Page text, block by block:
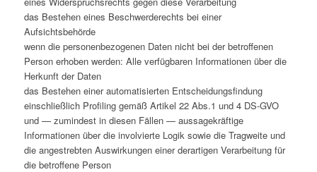
das Bestehen eines Beschwerderechts bei einer
Aufsichtsbehörde
wenn die personenbezogenen Daten nicht bei der betroffenen
Person erhoben werden: Alle verfügbaren Informationen über die
Herkunft der Daten
das Bestehen einer automatisierten Entscheidungsfindung
einschließlich Profiling gemäß Artikel 22 Abs.1 und 4 DS-GVO
und — zumindest in diesen Fällen — aussagekräftige
Informationen über die involvierte Logik sowie die Tragweite und
die angestrebten Auswirkungen einer derartigen Verarbeitung für
die betroffene Person